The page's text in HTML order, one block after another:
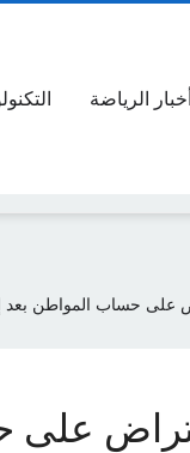
أخبار الرياضة
حساب المواطن بعد إيداع